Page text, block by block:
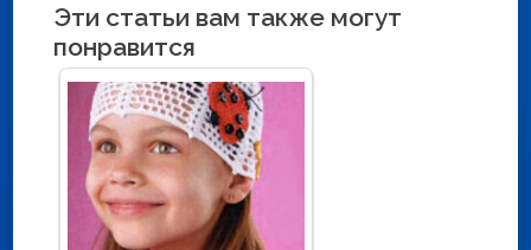
Эти статьи вам также могут
понравится